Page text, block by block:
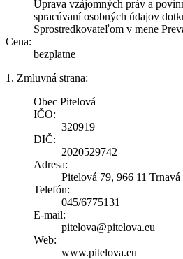
Úprava vzájomných práv a
spracúvaní osobných údajov
Sprostredkovateľom v mene
Cena:
bezplatne
1. Zmluvná strana:
Obec Pitelová
IČO:
320919
DIČ:
2020529742
Adresa:
Pitelová 79, 966 11 Trnavá
Telefón:
045/6775131
E-mail:
pitelova@pitelova.eu
Web:
www.pitelova.eu